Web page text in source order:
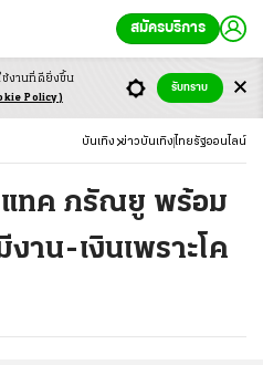
สมัครบริการ
บันเทิง ข่าวบันเทิง ไทยรัฐออนไลน์
แทค ภรัณยู พร้อม
าน-เงินเพราะโค
ช้งานที่ดียิ่งขึ้น
Policy)
รับทราบ